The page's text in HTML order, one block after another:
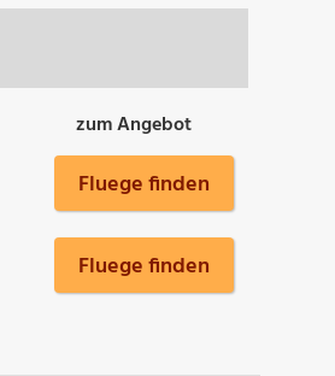
zum Angebot
Fluege finden
Fluege finden